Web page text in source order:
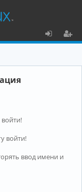
о
и
войти!
ввод имени и